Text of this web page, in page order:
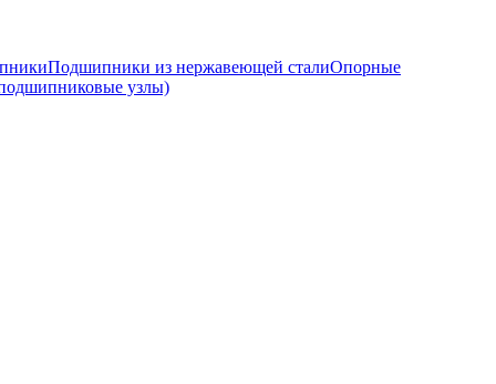
Подшипники из нержавеющей сталиОпорные
узлы)